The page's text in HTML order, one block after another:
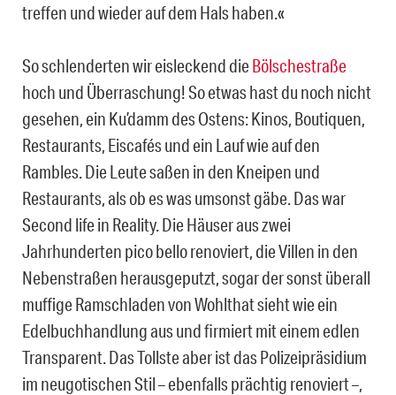
treffen und wieder auf dem Hals haben.«
So schlenderten wir eisleckend dieBölschestraße
hoch und Überraschung! So etwas hast du noch nicht
gesehen, ein Ku’damm des Ostens: Kinos, Boutiquen,
Restaurants, Eiscafés und ein Lauf wie auf den
Rambles. Die Leute saßen in den Kneipen und
Restaurants, als ob es was umsonst gäbe. Das war
Second life in Reality. Die Häuser aus zwei
Jahrhunderten pico bello renoviert, die Villen in den
Nebenstraßen herausgeputzt, sogar der sonst überall
muffige Ramschladen von Wohlthat sieht wie ein
Edelbuchhandlung aus und firmiert mit einem edlen
Transparent. Das Tollste aber ist das Polizeipräsidium
im neugotischen Stil – ebenfalls prächtig renoviert –,